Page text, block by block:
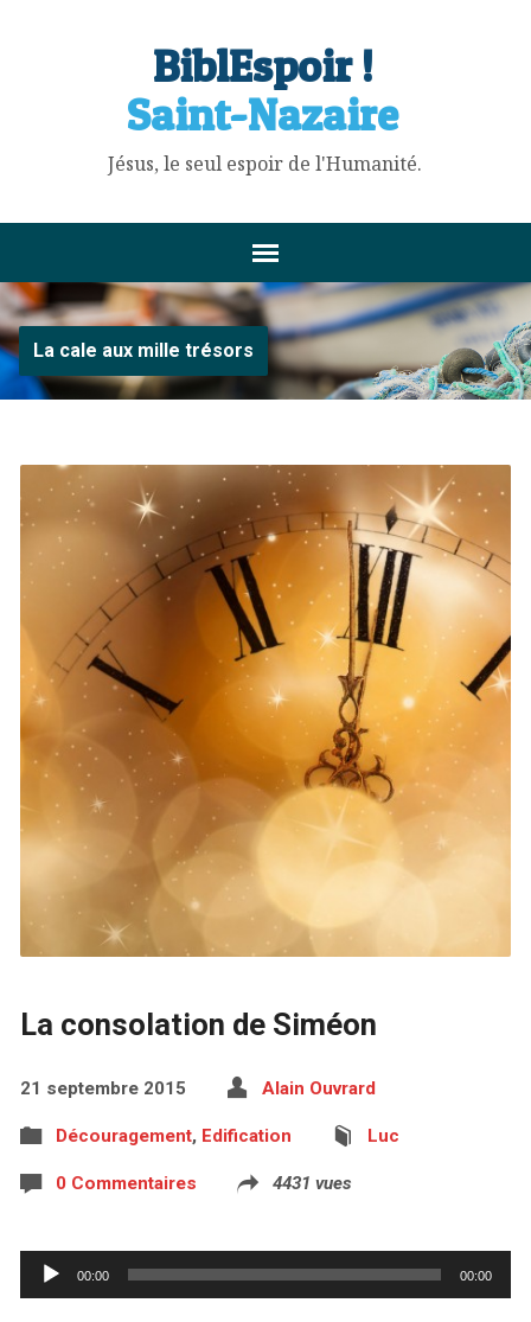
BiblEspoir !
Saint-Nazaire
Jésus, le seul espoir de l'Humanité.
La cale aux mille trésors
La consolation de Siméon
21 septembre 2015 Alain Ouvrard
Découragement, Edification Luc
0 Commentaires 4431 vues
Lecteur
audio
00:00 00:00